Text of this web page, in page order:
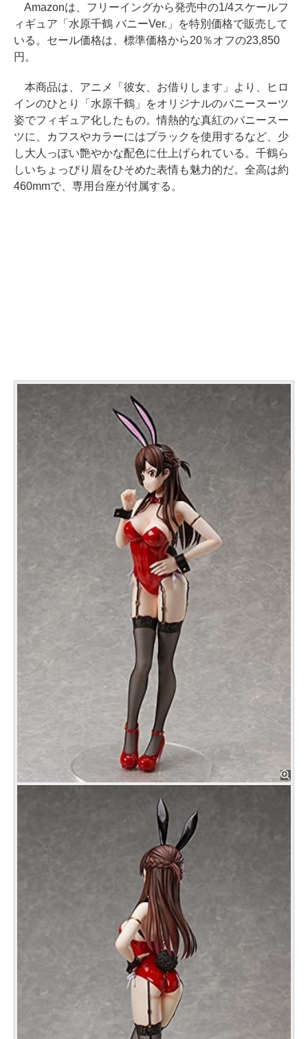
Amazonは、フリーイングから発売中の1/4スケールフ
ィギュア「水原千鶴 バニーVer.」を特別価格で販売して
いる。セール価格は、標準価格から20％オフの23,850
円。
本商品は、アニメ「彼女、お借りします」より、ヒロ
インのひとり「水原千鶴」をオリジナルのバニースーツ
姿でフィギュア化したもの。情熱的な真紅のバニースー
ツに、カフスやカラーにはブラックを使用するなど、少
し大人っぽい艶やかな配色に仕上げられている。千鶴ら
しいちょっぴり眉をひそめた表情も魅力的だ。全高は約
460mmで、専用台座が付属する。